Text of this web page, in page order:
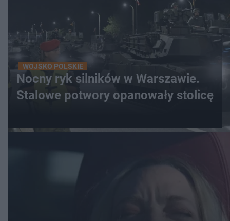
WOJSKO POLSKIE
Nocny ryk silników w Warszawie.
Stalowe potwory opanowały stolicę